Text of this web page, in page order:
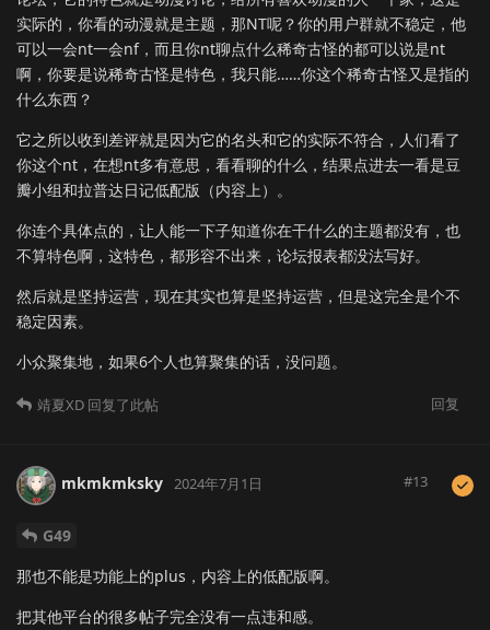
实际的，你看的动漫就是主题，那NT呢？你的用户群就不稳定，他
可以一会nt一会nf，而且你nt聊点什么稀奇古怪的都可以说是nt
啊，你要是说稀奇古怪是特色，我只能……你这个稀奇古怪又是指的
什么东西？
它之所以收到差评就是因为它的名头和它的实际不符合，人们看了
你这个nt，在想nt多有意思，看看聊的什么，结果点进去一看是豆
瓣小组和拉普达日记低配版（内容上）。
你连个具体点的，让人能一下子知道你在干什么的主题都没有，也
不算特色啊，这特色，都形容不出来，论坛报表都没法写好。
然后就是坚持运营，现在其实也算是坚持运营，但是这完全是个不
稳定因素。
小众聚集地，如果6个人也算聚集的话，没问题。
回复
靖夏XD 回复了此帖
mkmkmksky 2024年7月1日 #13
G49
那也不能是功能上的plus，内容上的低配版啊。
把其他平台的很多帖子完全没有一点违和感。